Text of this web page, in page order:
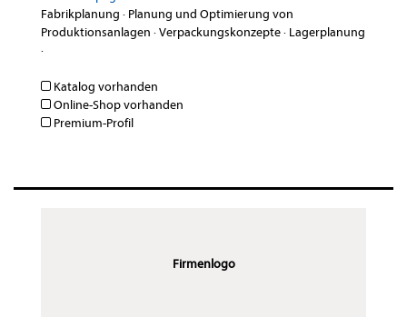
Fabrikplanung · Planung und Optimierung von
Produktionsanlagen ·Verpackungskonzepte· Lagerplanung
·
Katalog vorhanden
Online-Shop vorhanden
Premium-Profil
Firmenlogo